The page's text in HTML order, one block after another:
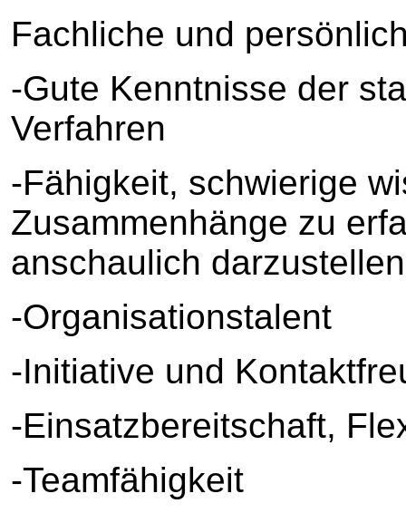
Fachliche und
-Gute Kenntnisse der
Verfahren
-Fähigkeit, schwierige
Zusammenhänge zu
anschaulich darzustellen
-Organisationstalent
-Initiative und
-Einsatzbereitschaft,
-Teamfähigkeit